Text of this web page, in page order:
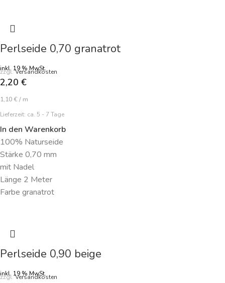
Perlseide 0,70 granatrot
inkl. 19 % MwSt.
zzgl.Versandkosten
2,20 €
1,10 € / m
Lieferzeit: ca. 5 - 7 Tage
In den Warenkorb
100% Naturseide
Stärke 0,70 mm
mit Nadel
Länge 2 Meter
Farbe granatrot
Perlseide 0,90 beige
inkl. 19 % MwSt.
zzgl.Versandkosten